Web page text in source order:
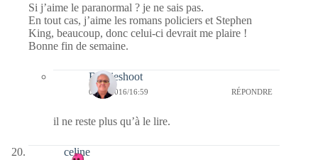
Si j’aime le paranormal ? je ne sais pas.
En tout cas, j’aime les romans policiers et Stephen
King, beaucoup, donc celui-ci devrait me plaire !
Bonne fin de semaine.
Bernieshoot
08/01/2016/16:59 RÉPONDRE
il ne reste plus qu’à le lire.
celine